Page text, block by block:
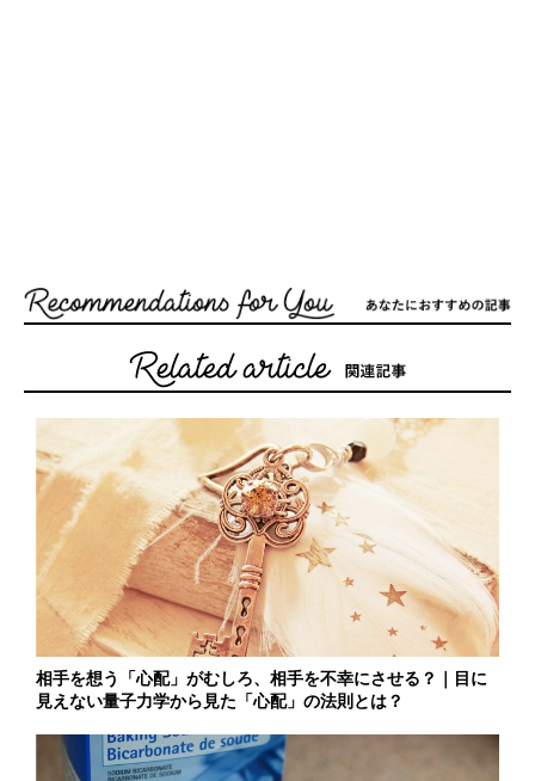
相手を想う「心配」がむしろ、相手を不幸にさせる？｜目に
見えない量子力学から見た「心配」の法則とは？